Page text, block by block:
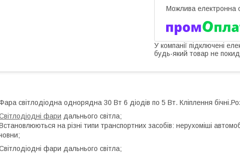
У компанії підключені
будь-який товар не
світлодіодна однорядна 30 Вт 6 діодів по 5 Вт. Кліплення
фари дальнього світла;
на різні типи транспортних засобів: нерухоміші
фари дальнього світла;